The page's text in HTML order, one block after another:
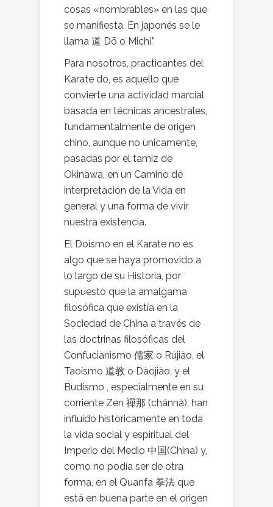
cosas «nombrables» en las que
se manifiesta. En japonés se le
llama 道 Dō o Michi.”
Para nosotros, practicantes del
Karate do, es aquello que
convierte una actividad marcial
basada en técnicas ancestrales,
fundamentalmente de origen
chino, aunque no únicamente,
pasadas por el tamiz de
Okinawa, en un Camino de
interpretación de la Vida en
general y una forma de vivir
nuestra existencia.
El Doismo en el Karate no es
algo que se haya promovido a
lo largo de su Historia, por
supuesto que la amalgama
filosófica que existía en la
Sociedad de China a través de
las doctrinas filosóficas del
Confucianismo 儒家 o Rújiào, el
Taoísmo 道教 o Dàojiào, y el
Budismo , especialmente en su
corriente Zen 禪那 (chánnà), han
influido históricamente en toda
la vida social y espiritual del
Imperio del Medio 中国(China) y,
como no podía ser de otra
forma, en el Quanfa 拳法 que
está en buena parte en el origen